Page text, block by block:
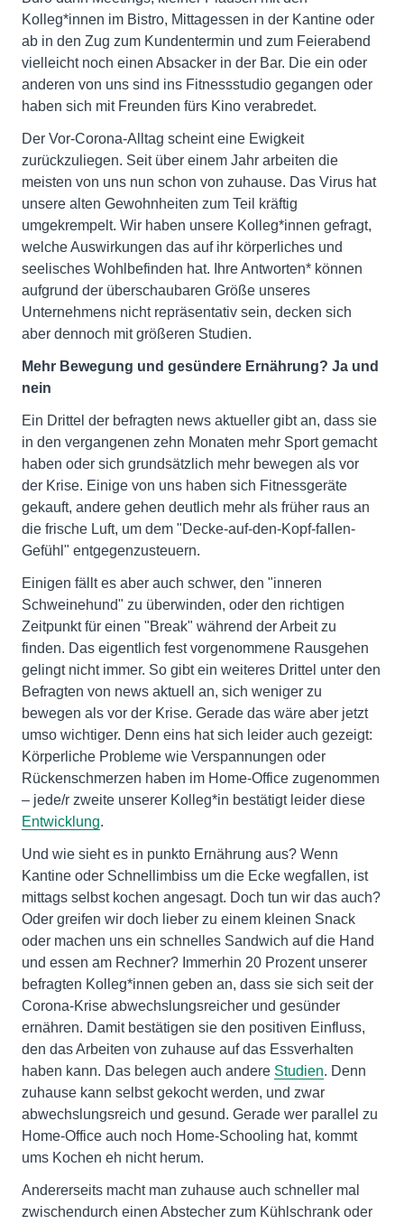
Kolleg*innen im Bistro, Mittagessen in der Kantine oder
ab in den Zug zum Kundentermin und zum Feierabend
vielleicht noch einen Absacker in der Bar. Die ein oder
anderen von uns sind ins Fitnessstudio gegangen oder
haben sich mit Freunden fürs Kino verabredet.
Der Vor-Corona-Alltag scheint eine Ewigkeit
zurückzuliegen. Seit über einem Jahr arbeiten die
meisten von uns nun schon von zuhause. Das Virus hat
unsere alten Gewohnheiten zum Teil kräftig
umgekrempelt. Wir haben unsere Kolleg*innen gefragt,
welche Auswirkungen das auf ihr körperliches und
seelisches Wohlbefinden hat. Ihre Antworten* können
aufgrund der überschaubaren Größe unseres
Unternehmens nicht repräsentativ sein, decken sich
aber dennoch mit größeren Studien.
Mehr Bewegung und gesündere Ernährung? Ja und
nein
Ein Drittel der befragten news aktueller gibt an, dass sie
in den vergangenen zehn Monaten mehr Sport gemacht
haben oder sich grundsätzlich mehr bewegen als vor
der Krise. Einige von uns haben sich Fitnessgeräte
gekauft, andere gehen deutlich mehr als früher raus an
die frische Luft, um dem "Decke-auf-den-Kopf-fallen-
Gefühl" entgegenzusteuern.
Einigen fällt es aber auch schwer, den "inneren
Schweinehund" zu überwinden, oder den richtigen
Zeitpunkt für einen "Break" während der Arbeit zu
finden. Das eigentlich fest vorgenommene Rausgehen
gelingt nicht immer. So gibt ein weiteres Drittel unter den
Befragten von news aktuell an, sich weniger zu
bewegen als vor der Krise. Gerade das wäre aber jetzt
umso wichtiger. Denn eins hat sich leider auch gezeigt:
Körperliche Probleme wie Verspannungen oder
Rückenschmerzen haben im Home-Office zugenommen
– jede/r zweite unserer Kolleg*in bestätigt leider diese
Entwicklung.
Und wie sieht es in punkto Ernährung aus? Wenn
Kantine oder Schnellimbiss um die Ecke wegfallen, ist
mittags selbst kochen angesagt. Doch tun wir das auch?
Oder greifen wir doch lieber zu einem kleinen Snack
oder machen uns ein schnelles Sandwich auf die Hand
und essen am Rechner? Immerhin 20 Prozent unserer
befragten Kolleg*innen geben an, dass sie sich seit der
Corona-Krise abwechslungsreicher und gesünder
ernähren. Damit bestätigen sie den positiven Einfluss,
den das Arbeiten von zuhause auf das Essverhalten
haben kann. Das belegen auch andere Studien. Denn
zuhause kann selbst gekocht werden, und zwar
abwechslungsreich und gesund. Gerade wer parallel zu
Home-Office auch noch Home-Schooling hat, kommt
ums Kochen eh nicht herum.
Andererseits macht man zuhause auch schneller mal
zwischendurch einen Abstecher zum Kühlschrank oder